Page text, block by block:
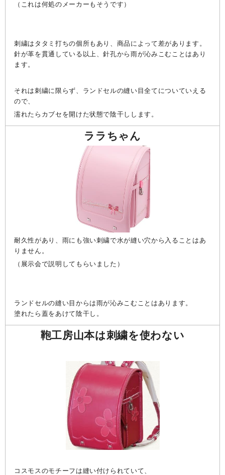
（これは何処のメーカーもそうです）
刺繍はタタミ打ちの個所もあり、商品によって差があります。
針が革を貫通している以上、針孔から雨が沁みこむことはあり
ます。
それは刺繍に限らず、ランドセルの縫い目全てについていえる
ので、
濡れたらカブセを開けた状態で陰干しします。
ララちゃん
耐久性があり、雨にも強い刺繍で水が縫い穴から入ることはあ
りません。
（展示会で説明してもらいました）
ランドセルの縫い目からは雨が沁みこむことはあります。
塗れたら蓋をあけて陰干し。
鞄工房山本は刺繍を使わない
コスモスのモチーフは縫い付けられていて、